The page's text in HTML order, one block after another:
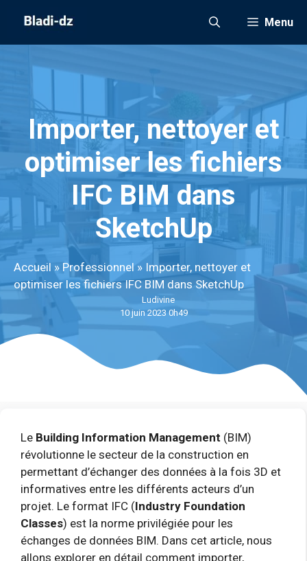
contenu
Menu
Importer, nettoyer et
optimiser les fichiers
IFC BIM dans
SketchUp
Accueil » Professionnel » Importer, nettoyer et
optimiser les fichiers IFC BIM dans SketchUp
Ludivine
10 juin 2023 0h49
Le Building Information Management (BIM)
révolutionne le secteur de la construction en
permettant d’échanger des données à la fois 3D et
informatives entre les différents acteurs d’un
projet. Le format IFC (Industry Foundation
Classes) est la norme privilégiée pour les
échanges de données BIM. Dans cet article, nous
allons explorer en détail comment importer,